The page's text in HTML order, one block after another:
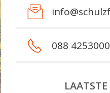
088 4253000